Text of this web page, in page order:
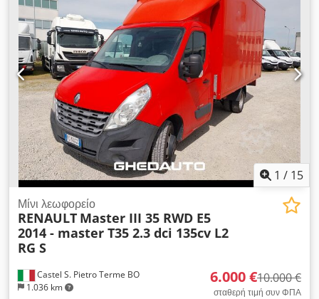
1 / 15
Castel S. Pietro Terme BO
1.036 km
Μίνι λεωφορείο
RENAULT Master III 35 RWD E5
2014 - master T35 2.3 dci 135cv L2
RG S
6.000 €10.000 €
σταθερή τιμή συν ΦΠΑ